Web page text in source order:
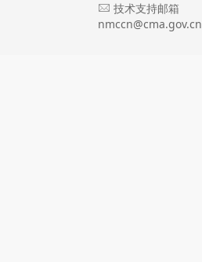
技术支持邮箱
nmccn@cma.gov.cn